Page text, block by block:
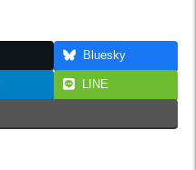
Bluesky
LINE